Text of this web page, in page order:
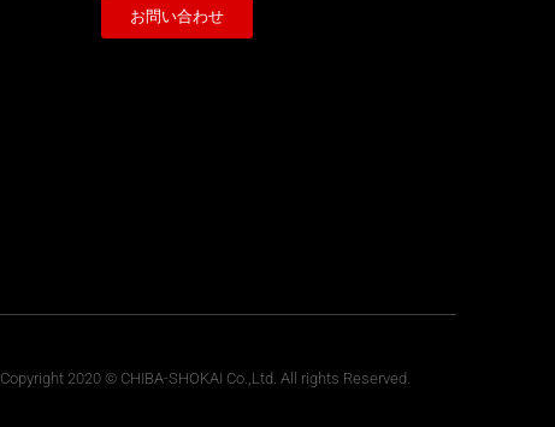
お問い合わせ
Copyright 2020 © CHIBA-SHOKAI Co.,Ltd. All rights Reserved.